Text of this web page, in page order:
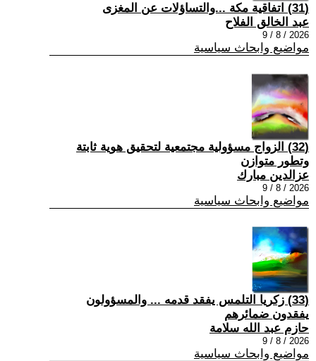
(31) اتفاقية مكة ...والتساؤلات عن المغزى
عبد الخالق الفلاح
2026 / 8 / 9
مواضيع وابحاث سياسية
(32) الزواج مسؤولية مجتمعية لتحقيق هوية ثابتة
وتطور متوازن
عزالدين مبارك
2026 / 8 / 9
مواضيع وابحاث سياسية
(33) زكريا التلمس يفقد قدمه ... والمسؤولون
يفقدون ضمائرهم
حازم عبد الله سلامة
2026 / 8 / 9
مواضيع وابحاث سياسية